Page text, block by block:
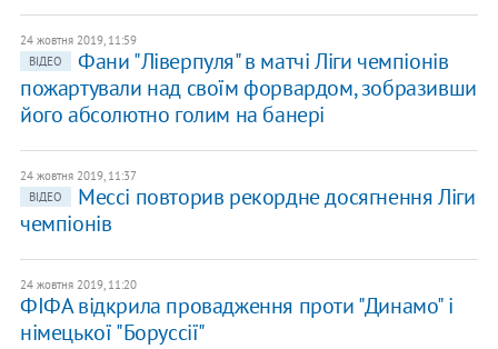
24 жовтня 2019, 11:59
ВІДЕО
Фани "Ліверпуля" в матчі Ліги чемпіонів
пожартували над своїм форвардом, зобразивши
його абсолютно голим на банері
24 жовтня 2019, 11:37
ВІДЕО
Мессі повторив рекордне досягнення Ліги
чемпіонів
24 жовтня 2019, 11:20
ФІФА відкрила провадження проти "Динамо" і
німецької "Боруссії"